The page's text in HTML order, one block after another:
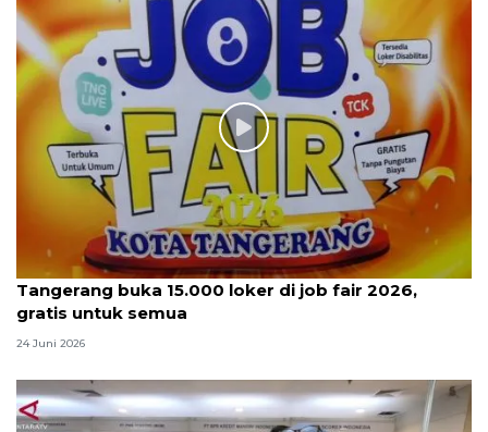
Tangerang buka 15.000 loker di job fair 2026,
gratis untuk semua
24 Juni 2026